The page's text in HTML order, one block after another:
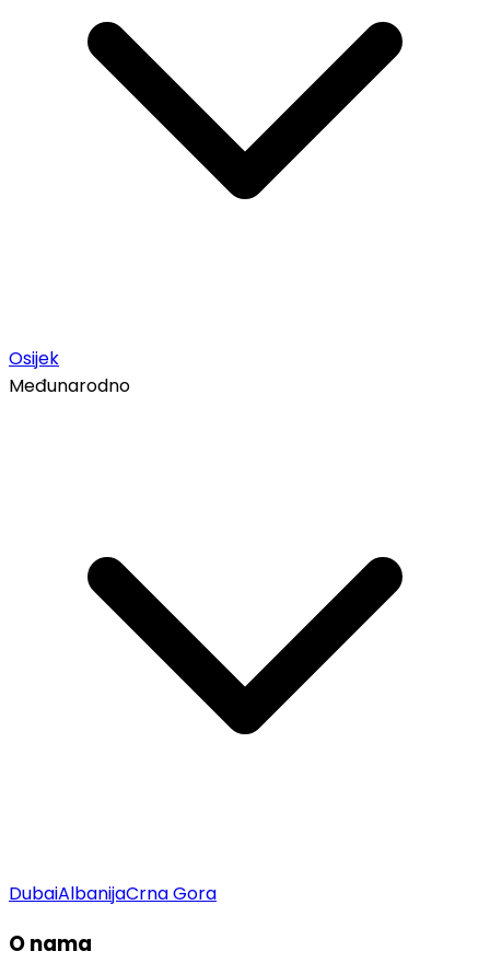
Osijek
Međunarodno
DubaiAlbanijaCrna Gora
O nama